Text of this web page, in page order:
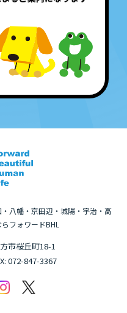
八幡・京田辺・城陽・宇治・高
フォワードBHL
市桜丘町18-1
072-847-3367